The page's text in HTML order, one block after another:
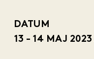
DATUM
13 - 14 MAJ 2023